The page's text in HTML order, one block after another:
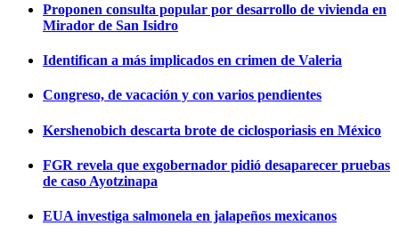
Proponen consulta popular por desarrollo de vivienda en
Mirador de San Isidro
Identifican a más implicados en crimen de Valeria
Congreso, de vacación y con varios pendientes
Kershenobich descarta brote de ciclosporiasis en México
FGR revela que exgobernador pidió desaparecer pruebas
de caso Ayotzinapa
EUA investiga salmonela en jalapeños mexicanos